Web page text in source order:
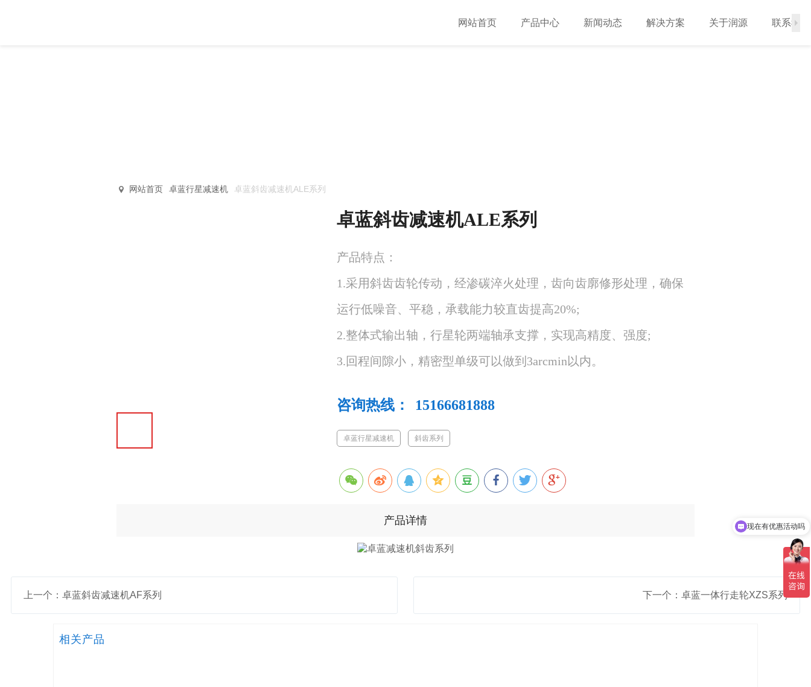
网站首页 产品中心 新闻动态 解决方案 关于润源 联系我们
网站首页 卓蓝行星减速机 卓蓝斜齿减速机ALE系列
卓蓝斜齿减速机ALE系列
产品特点：
1.采用斜齿齿轮传动，经渗碳淬火处理，齿向齿廓修形处理，确保
运行低噪音、平稳，承载能力较直齿提高20%;
2.整体式输出轴，行星轮两端轴承支撑，实现高精度、强度;
3.回程间隙小，精密型单级可以做到3arcmin以内。
咨询热线： 15166681888
卓蓝行星减速机 斜齿系列
产品详情
上一个：卓蓝斜齿减速机AF系列 下一个：卓蓝一体行走轮XZS系列
相关产品
现在有优惠活动吗